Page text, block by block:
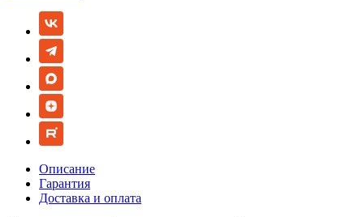
Описание
Гарантия
Доставка и оплата